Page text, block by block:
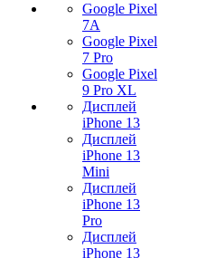
Google Pixel
7А
Google Pixel
7 Pro
Google Pixel
9 Pro XL
Дисплей
iPhone 13
Дисплей
iPhone 13
Mini
Дисплей
iPhone 13
Pro
Дисплей
iPhone 13